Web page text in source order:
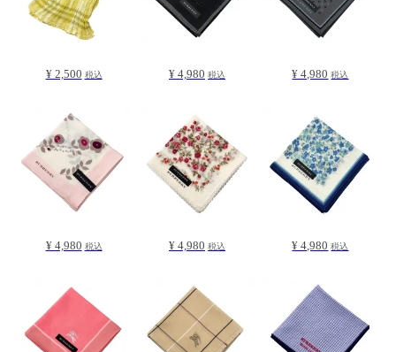
¥ 2,500 税込 ¥ 4,980 税込 ¥ 4,980 税込
¥ 4,980 税込 ¥ 4,980 税込 ¥ 4,980 税込